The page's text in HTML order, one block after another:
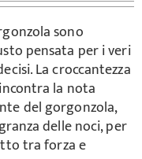
sono
pensata per i veri
La croccantezza
la nota
del gorgonzola,
delle noci, per
tra forza e